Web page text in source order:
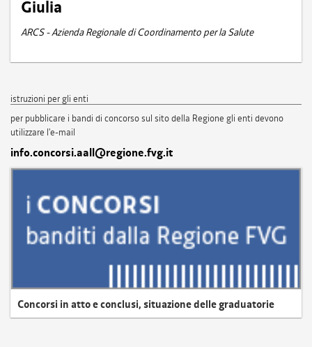
Giulia
ARCS - Azienda Regionale di Coordinamento per la Salute
istruzioni per gli enti
per pubblicare i bandi di concorso sul sito della Regione gli enti devono
utilizzare l'e-mail
info.concorsi.aall@regione.fvg.it
Concorsi in atto e conclusi, situazione delle graduatorie